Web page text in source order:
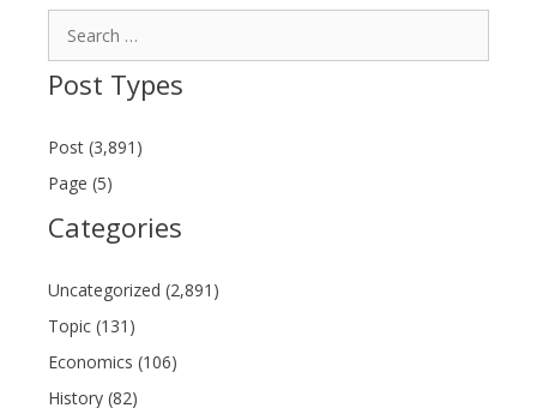
Post Types
Post (3,891)
Page (5)
Categories
Uncategorized (2,891)
Topic (131)
Economics (106)
History (82)